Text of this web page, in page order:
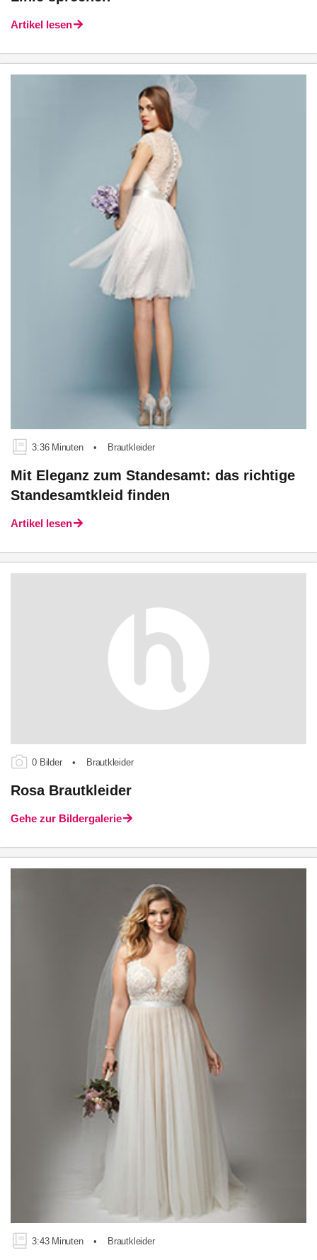
Artikel lesen
3:36 Minuten • Brautkleider
Mit Eleganz zum Standesamt: das richtige
Standesamtkleid finden
Artikel lesen
0 Bilder • Brautkleider
Rosa Brautkleider
Gehe zur Bildergalerie
3:43 Minuten • Brautkleider